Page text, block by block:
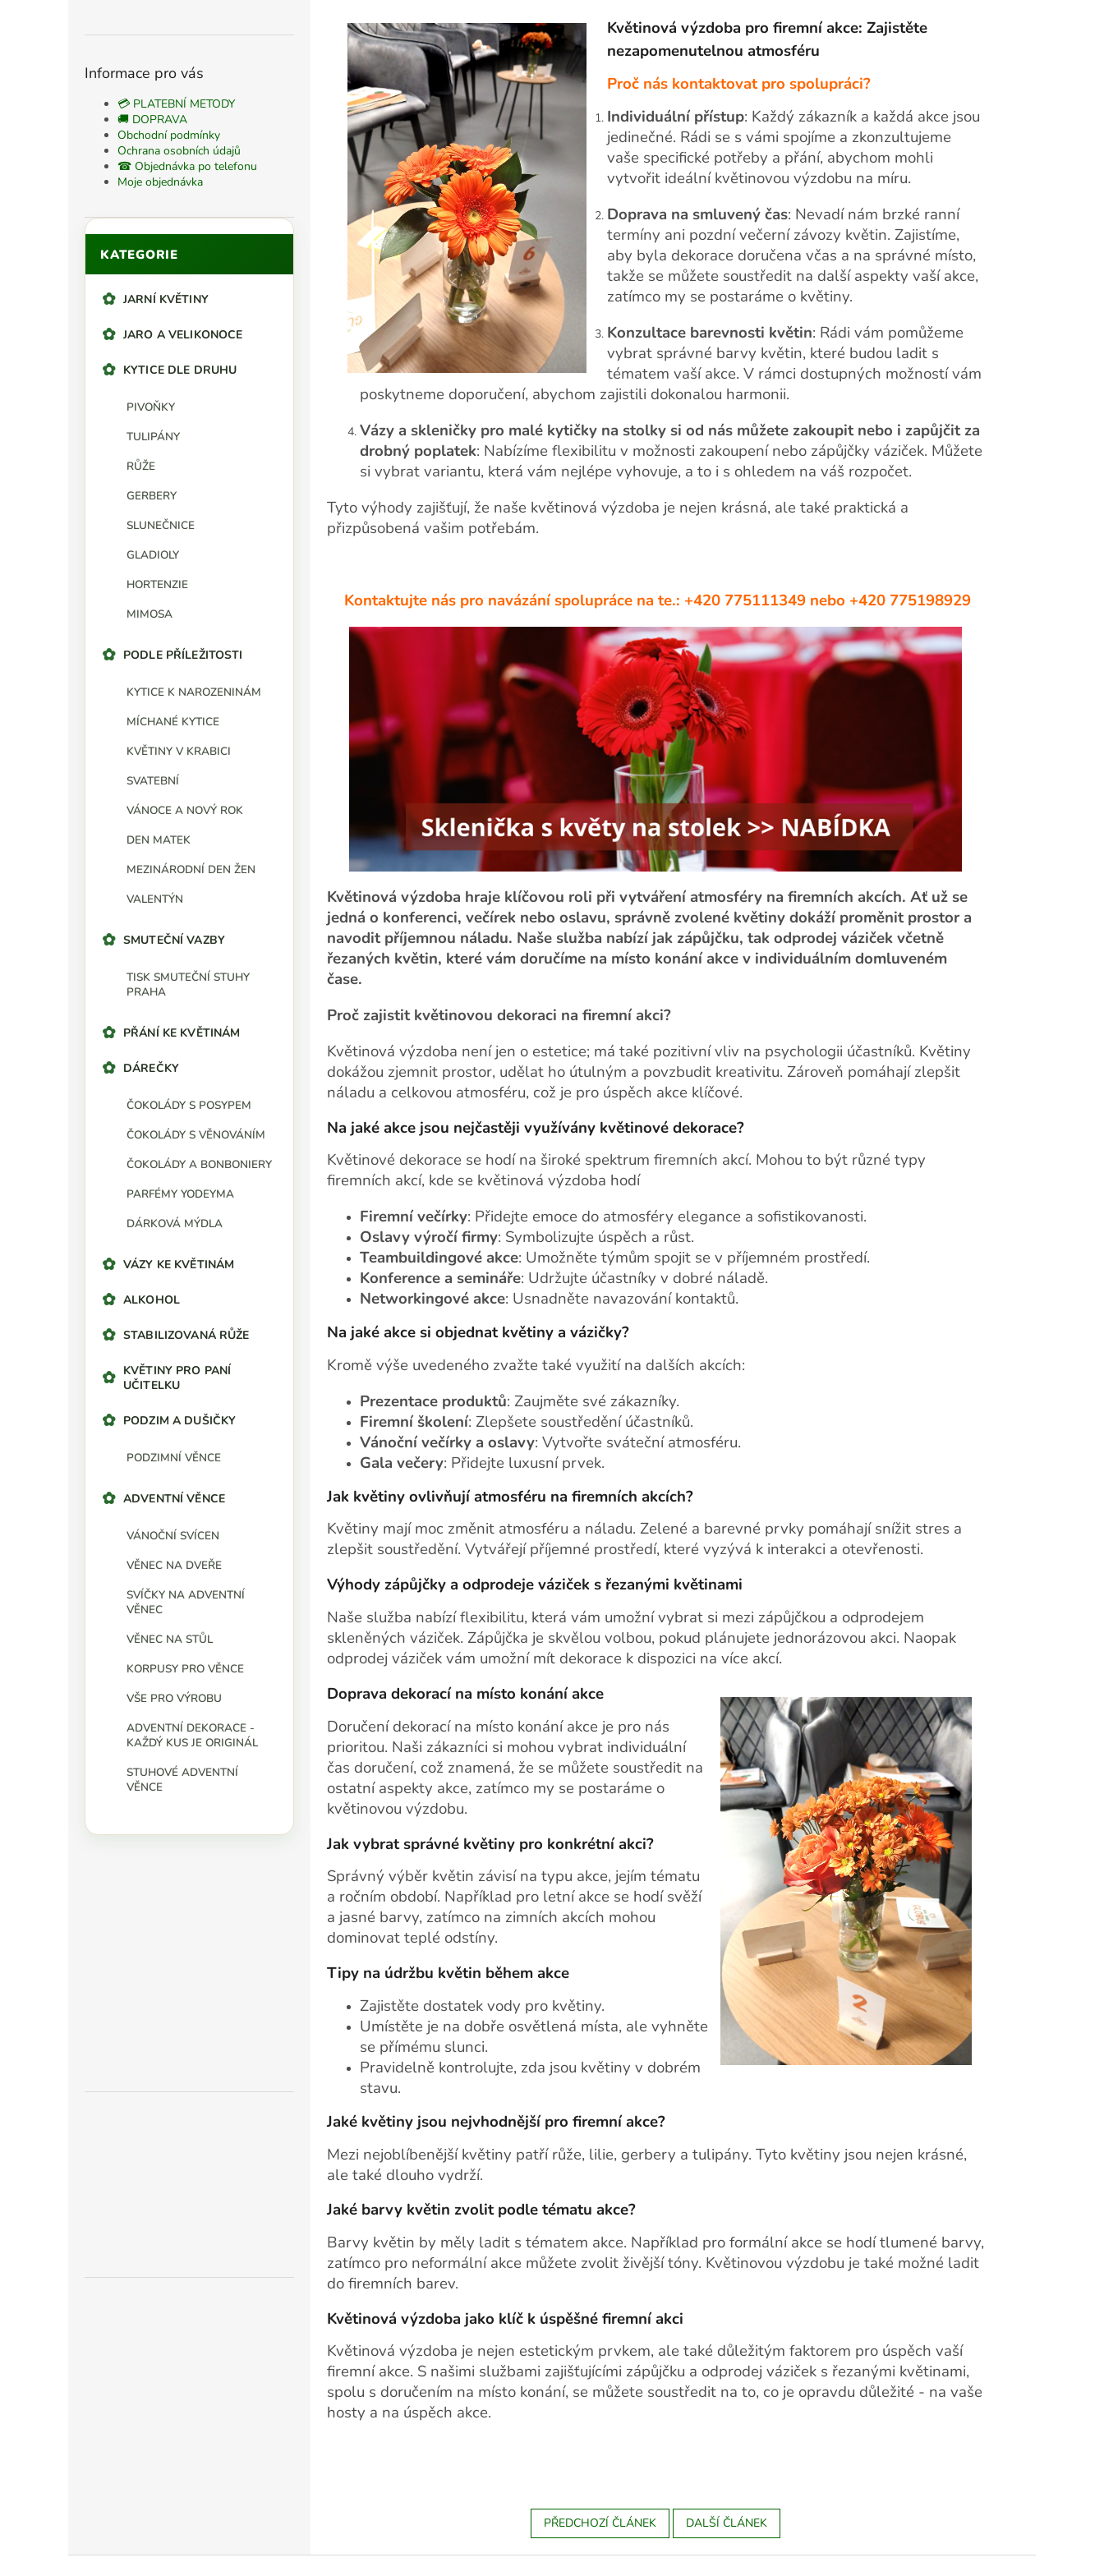
Informace pro vás
💳 PLATEBNÍ METODY
🚚 DOPRAVA
Obchodní podmínky
Ochrana osobních údajů
☎ Objednávka po telefonu
Moje objednávka
kategorie
KATEGORIE
JARNÍ KVĚTINY
JARO A VELIKONOCE
KYTICE DLE DRUHU
PIVOŇKY
TULIPÁNY
RŮŽE
GERBERY
SLUNEČNICE
GLADIOLY
HORTENZIE
MIMOSA
PODLE PŘÍLEŽITOSTI
KYTICE K NAROZENINÁM
MÍCHANÉ KYTICE
KVĚTINY V KRABICI
SVATEBNÍ
VÁNOCE A NOVÝ ROK
DEN MATEK
MEZINÁRODNÍ DEN ŽEN
VALENTÝN
SMUTEČNÍ VAZBY
TISK SMUTEČNÍ STUHY
PRAHA
PŘÁNÍ KE KVĚTINÁM
DÁREČKY
ČOKOLÁDY S POSYPEM
ČOKOLÁDY S VĚNOVÁNÍM
ČOKOLÁDY A BONBONIERY
PARFÉMY YODEYMA
DÁRKOVÁ MÝDLA
VÁZY KE KVĚTINÁM
ALKOHOL
STABILIZOVANÁ RŮŽE
KVĚTINY PRO PANÍ
UČITELKU
PODZIM A DUŠIČKY
PODZIMNÍ VĚNCE
ADVENTNÍ VĚNCE
VÁNOČNÍ SVÍCEN
VĚNEC NA DVEŘE
SVÍČKY NA ADVENTNÍ
VĚNEC
VĚNEC NA STŮL
KORPUSY PRO VĚNCE
VŠE PRO VÝROBU
ADVENTNÍ DEKORACE -
KAŽDÝ KUS JE ORIGINÁL
STUHOVÉ ADVENTNÍ
VĚNCE
Květinová výzdoba pro firemní akce: Zajistěte
nezapomenutelnou atmosféru
Proč nás kontaktovat pro spolupráci?
Individuální přístup: Každý zákazník a každá akce jsou
jedinečné. Rádi se s vámi spojíme a zkonzultujeme
vaše specifické potřeby a přání, abychom mohli
vytvořit ideální květinovou výzdobu na míru.
Doprava na smluvený čas: Nevadí nám brzké ranní
termíny ani pozdní večerní závozy květin. Zajistíme,
aby byla dekorace doručena včas a na správné místo,
takže se můžete soustředit na další aspekty vaší akce,
zatímco my se postaráme o květiny.
Konzultace barevnosti květin: Rádi vám pomůžeme
vybrat správné barvy květin, které budou ladit s
tématem vaší akce. V rámci dostupných možností vám
poskytneme doporučení, abychom zajistili dokonalou harmonii.
Vázy a skleničky pro malé kytičky na stolky si od nás můžete zakoupit nebo i zapůjčit za
drobný poplatek: Nabízíme flexibilitu v možnosti zakoupení nebo zápůjčky váziček. Můžete
si vybrat variantu, která vám nejlépe vyhovuje, a to i s ohledem na váš rozpočet.
Tyto výhody zajišťují, že naše květinová výzdoba je nejen krásná, ale také praktická a
přizpůsobená vašim potřebám.
Kontaktujte nás pro navázání spolupráce na te.: +420 775111349 nebo +420 775198929
Květinová výzdoba hraje klíčovou roli při vytváření atmosféry na firemních akcích. Ať už se
jedná o konferenci, večírek nebo oslavu, správně zvolené květiny dokáží proměnit prostor a
navodit příjemnou náladu. Naše služba nabízí jak zápůjčku, tak odprodej váziček včetně
řezaných květin, které vám doručíme na místo konání akce v individuálním domluveném
čase.
Proč zajistit květinovou dekoraci na firemní akci?
Květinová výzdoba není jen o estetice; má také pozitivní vliv na psychologii účastníků. Květiny
dokážou zjemnit prostor, udělat ho útulným a povzbudit kreativitu. Zároveň pomáhají zlepšit
náladu a celkovou atmosféru, což je pro úspěch akce klíčové.
Na jaké akce jsou nejčastěji využívány květinové dekorace?
Květinové dekorace se hodí na široké spektrum firemních akcí. Mohou to být různé typy
firemních akcí, kde se květinová výzdoba hodí
Firemní večírky: Přidejte emoce do atmosféry elegance a sofistikovanosti.
Oslavy výročí firmy: Symbolizujte úspěch a růst.
Teambuildingové akce: Umožněte týmům spojit se v příjemném prostředí.
Konference a semináře: Udržujte účastníky v dobré náladě.
Networkingové akce: Usnadněte navazování kontaktů.
Na jaké akce si objednat květiny a vázičky?
Kromě výše uvedeného zvažte také využití na dalších akcích:
Prezentace produktů: Zaujměte své zákazníky.
Firemní školení: Zlepšete soustředění účastníků.
Vánoční večírky a oslavy: Vytvořte sváteční atmosféru.
Gala večery: Přidejte luxusní prvek.
Jak květiny ovlivňují atmosféru na firemních akcích?
Květiny mají moc změnit atmosféru a náladu. Zelené a barevné prvky pomáhají snížit stres a
zlepšit soustředění. Vytvářejí příjemné prostředí, které vyzývá k interakci a otevřenosti.
Výhody zápůjčky a odprodeje váziček s řezanými květinami
Naše služba nabízí flexibilitu, která vám umožní vybrat si mezi zápůjčkou a odprodejem
skleněných váziček. Zápůjčka je skvělou volbou, pokud plánujete jednorázovou akci. Naopak
odprodej váziček vám umožní mít dekorace k dispozici na více akcí.
Doprava dekorací na místo konání akce
Doručení dekorací na místo konání akce je pro nás
prioritou. Naši zákazníci si mohou vybrat individuální
čas doručení, což znamená, že se můžete soustředit na
ostatní aspekty akce, zatímco my se postaráme o
květinovou výzdobu.
Jak vybrat správné květiny pro konkrétní akci?
Správný výběr květin závisí na typu akce, jejím tématu
a ročním období. Například pro letní akce se hodí svěží
a jasné barvy, zatímco na zimních akcích mohou
dominovat teplé odstíny.
Tipy na údržbu květin během akce
Zajistěte dostatek vody pro květiny.
Umístěte je na dobře osvětlená místa, ale vyhněte
se přímému slunci.
Pravidelně kontrolujte, zda jsou květiny v dobrém
stavu.
Jaké květiny jsou nejvhodnější pro firemní akce?
Mezi nejoblíbenější květiny patří růže, lilie, gerbery a tulipány. Tyto květiny jsou nejen krásné,
ale také dlouho vydrží.
Jaké barvy květin zvolit podle tématu akce?
Barvy květin by měly ladit s tématem akce. Například pro formální akce se hodí tlumené barvy,
zatímco pro neformální akce můžete zvolit živější tóny. Květinovou výzdobu je také možné ladit
do firemních barev.
Květinová výzdoba jako klíč k úspěšné firemní akci
Květinová výzdoba je nejen estetickým prvkem, ale také důležitým faktorem pro úspěch vaší
firemní akce. S našimi službami zajišťujícími zápůjčku a odprodej váziček s řezanými květinami,
spolu s doručením na místo konání, se můžete soustředit na to, co je opravdu důležité - na vaše
hosty a na úspěch akce.
PŘEDCHOZÍ ČLÁNEK DALŠÍ ČLÁNEK